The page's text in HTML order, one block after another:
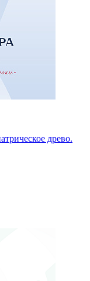
древо.